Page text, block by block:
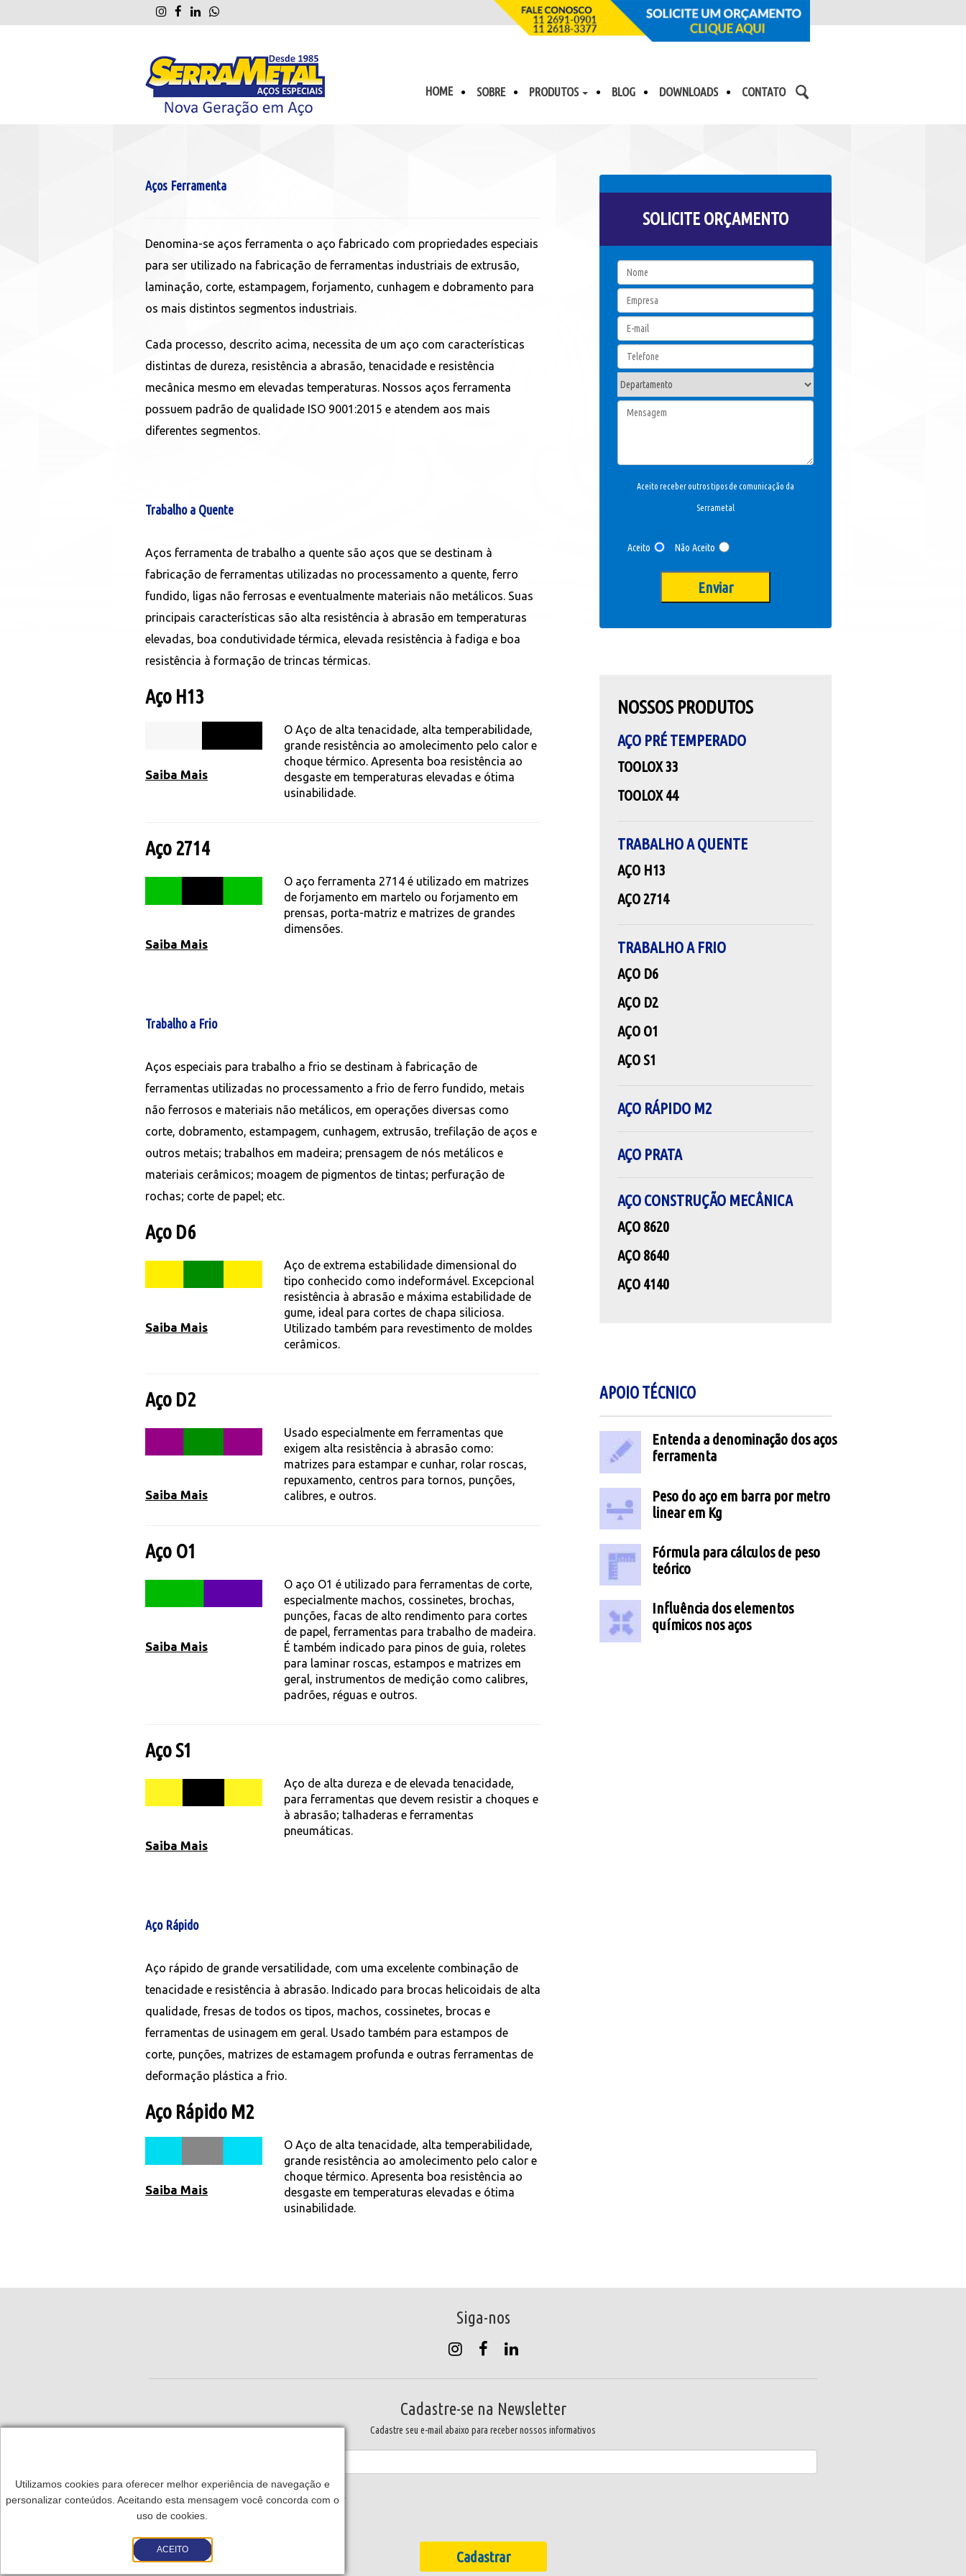
Utilizamos cookies para oferecer melhor experiência de navegação e
personalizar conteúdos. Aceitando esta mensagem você concorda com o
uso de cookies.
ACEITO
HOME SOBRE PRODUTOS BLOG DOWNLOADS CONTATO
Aços Ferramenta
Denomina-se aços ferramenta o aço fabricado com propriedades especiais
para ser utilizado na fabricação de ferramentas industriais de extrusão,
laminação, corte, estampagem, forjamento, cunhagem e dobramento para
os mais distintos segmentos industriais.
Cada processo, descrito acima, necessita de um aço com características
distintas de dureza, resistência a abrasão, tenacidade e resistência
mecânica mesmo em elevadas temperaturas. Nossos aços ferramenta
possuem padrão de qualidade ISO 9001:2015 e atendem aos mais
diferentes segmentos.
Trabalho a Quente
Aços ferramenta de trabalho a quente são aços que se destinam à
fabricação de ferramentas utilizadas no processamento a quente, ferro
fundido, ligas não ferrosas e eventualmente materiais não metálicos. Suas
principais características são alta resistência à abrasão em temperaturas
elevadas, boa condutividade térmica, elevada resistência à fadiga e boa
resistência à formação de trincas térmicas.
Aço H13
Saiba Mais
O Aço de alta tenacidade, alta temperabilidade,
grande resistência ao amolecimento pelo calor e
choque térmico. Apresenta boa resistência ao
desgaste em temperaturas elevadas e ótima
usinabilidade.
Aço 2714
Saiba Mais
O aço ferramenta 2714 é utilizado em matrizes
de forjamento em martelo ou forjamento em
prensas, porta-matriz e matrizes de grandes
dimensões.
Trabalho a Frio
Aços especiais para trabalho a frio se destinam à fabricação de
ferramentas utilizadas no processamento a frio de ferro fundido, metais
não ferrosos e materiais não metálicos, em operações diversas como
corte, dobramento, estampagem, cunhagem, extrusão, trefilação de aços e
outros metais; trabalhos em madeira; prensagem de nós metálicos e
materiais cerâmicos; moagem de pigmentos de tintas; perfuração de
rochas; corte de papel; etc.
Aço D6
Saiba Mais
Aço de extrema estabilidade dimensional do
tipo conhecido como indeformável. Excepcional
resistência à abrasão e máxima estabilidade de
gume, ideal para cortes de chapa siliciosa.
Utilizado também para revestimento de moldes
cerâmicos.
Aço D2
Saiba Mais
Usado especialmente em ferramentas que
exigem alta resistência à abrasão como:
matrizes para estampar e cunhar, rolar roscas,
repuxamento, centros para tornos, punções,
calibres, e outros.
Aço O1
Saiba Mais
O aço O1 é utilizado para ferramentas de corte,
especialmente machos, cossinetes, brochas,
punções, facas de alto rendimento para cortes
de papel, ferramentas para trabalho de madeira.
É também indicado para pinos de guia, roletes
para laminar roscas, estampos e matrizes em
geral, instrumentos de medição como calibres,
padrões, réguas e outros.
Aço S1
Saiba Mais
Aço de alta dureza e de elevada tenacidade,
para ferramentas que devem resistir a choques e
à abrasão; talhaderas e ferramentas
pneumáticas.
Aço Rápido
Aço rápido de grande versatilidade, com uma excelente combinação de
tenacidade e resistência à abrasão. Indicado para brocas helicoidais de alta
qualidade, fresas de todos os tipos, machos, cossinetes, brocas e
ferramentas de usinagem em geral. Usado também para estampos de
corte, punções, matrizes de estamagem profunda e outras ferramentas de
deformação plástica a frio.
Aço Rápido M2
Saiba Mais
O Aço de alta tenacidade, alta temperabilidade,
grande resistência ao amolecimento pelo calor e
choque térmico. Apresenta boa resistência ao
desgaste em temperaturas elevadas e ótima
usinabilidade.
SOLICITE ORÇAMENTO
Aceito receber outros tipos de comunicação da
Serrametal
Aceito Não Aceito
NOSSOS PRODUTOS
AÇO PRÉ TEMPERADO
TOOLOX 33
TOOLOX 44
TRABALHO A QUENTE
AÇO H13
AÇO 2714
TRABALHO A FRIO
AÇO D6
AÇO D2
AÇO O1
AÇO S1
AÇO RÁPIDO M2
AÇO PRATA
AÇO CONSTRUÇÃO MECÂNICA
AÇO 8620
AÇO 8640
AÇO 4140
APOIO TÉCNICO
Entenda a denominação dos aços
ferramenta
Peso do aço em barra por metro
linear em Kg
Fórmula para cálculos de peso
teórico
Influência dos elementos
químicos nos aços
Siga-nos
Cadastre-se na Newsletter
Cadastre seu e-mail abaixo para receber nossos informativos
Aceito receber outros tipos de comunicação da Serrametal